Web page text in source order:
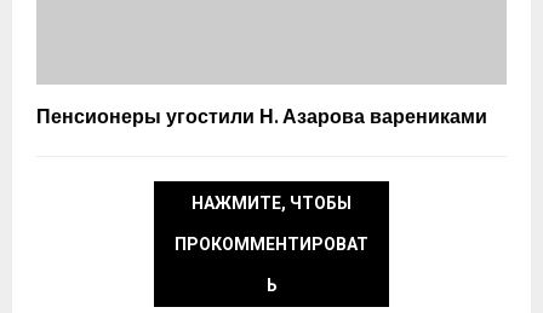
Пенсионеры угостили Н. Азарова варениками
НАЖМИТЕ, ЧТОБЫ
ПРОКОММЕНТИРОВАТ
Ь